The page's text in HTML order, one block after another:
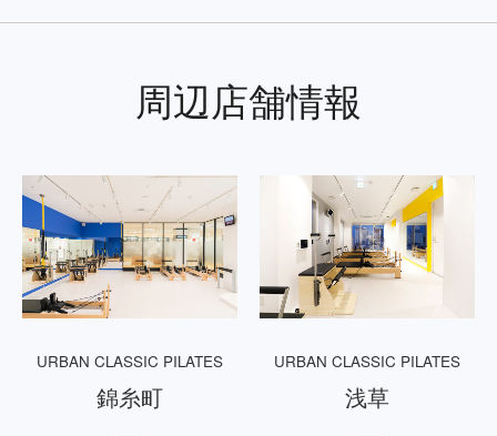
周辺店舗情報
URBAN CLASSIC PILATES
錦糸町
URBAN CLASSIC PILATES
浅草